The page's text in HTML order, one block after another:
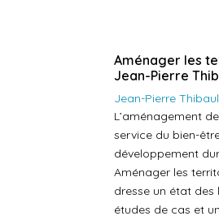
Aménager les
Jean-Pierre
Jean-Pierre
L’aménagement
service du bien-
développement
Aménager les
dresse un état des
études de cas et